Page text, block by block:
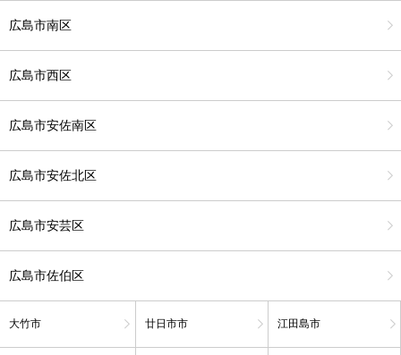
広島市南区
広島市西区
広島市安佐南区
広島市安佐北区
広島市安芸区
広島市佐伯区
大竹市 廿日市市 江田島市